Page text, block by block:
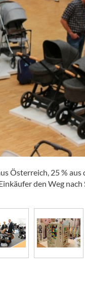
Österreich, 25 %
den Weg nach